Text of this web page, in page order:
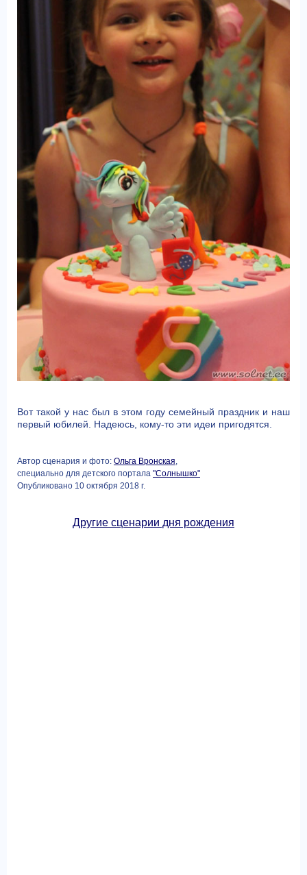
Вот такой у нас был в этом году семейный праздник и наш
первый юбилей. Надеюсь, кому-то эти идеи пригодятся.
Автор сценария и фото: Ольга Вронская,
специально для детского портала "Солнышко"
Опубликовано 10 октября 2018 г.
Другие сценарии дня рождения